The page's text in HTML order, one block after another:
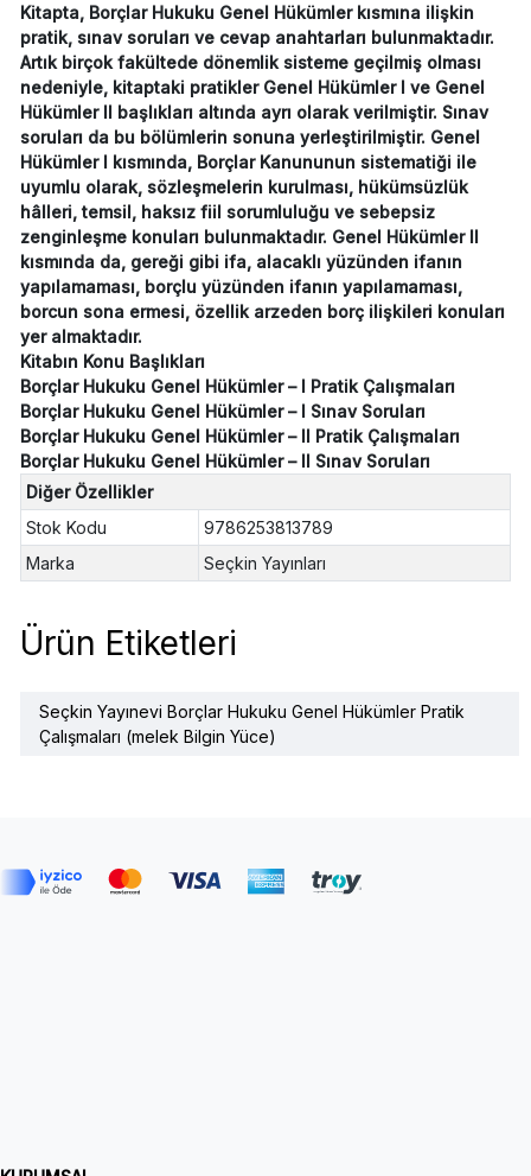
Kitapta, Borçlar Hukuku Genel Hükümler kısmına ilişkin
pratik, sınav soruları ve cevap anahtarları bulunmaktadır.
Artık birçok fakültede dönemlik sisteme geçilmiş olması
nedeniyle, kitaptaki pratikler Genel Hükümler I ve Genel
Hükümler II başlıkları altında ayrı olarak verilmiştir. Sınav
soruları da bu bölümlerin sonuna yerleştirilmiştir. Genel
Hükümler I kısmında, Borçlar Kanununun sistematiği ile
uyumlu olarak, sözleşmelerin kurulması, hükümsüzlük
hâlleri, temsil, haksız fiil sorumluluğu ve sebepsiz
zenginleşme konuları bulunmaktadır. Genel Hükümler II
kısmında da, gereği gibi ifa, alacaklı yüzünden ifanın
yapılamaması, borçlu yüzünden ifanın yapılamaması,
borcun sona ermesi, özellik arzeden borç ilişkileri konuları
yer almaktadır.
Kitabın Konu Başlıkları
Borçlar Hukuku Genel Hükümler – I Pratik Çalışmaları
Borçlar Hukuku Genel Hükümler – I Sınav Soruları
Borçlar Hukuku Genel Hükümler – II Pratik Çalışmaları
Borçlar Hukuku Genel Hükümler – II Sınav Soruları
Diğer Özellikler
Stok Kodu
9786253813789
Marka
Seçkin Yayınları
Ürün Etiketleri
Seçkin Yayınevi Borçlar Hukuku Genel Hükümler Pratik
Çalışmaları (melek Bilgin Yüce)